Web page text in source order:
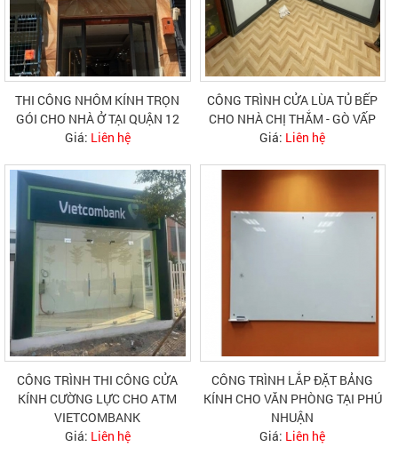
THI CÔNG NHÔM KÍNH TRỌN
GÓI CHO NHÀ Ở TẠI QUẬN 12
Giá: Liên hệ
CÔNG TRÌNH CỬA LÙA TỦ BẾP
CHO NHÀ CHỊ THẮM - GÒ VẤP
Giá: Liên hệ
CÔNG TRÌNH THI CÔNG CỬA
KÍNH CƯỜNG LỰC CHO ATM
VIETCOMBANK
Giá: Liên hệ
CÔNG TRÌNH LẮP ĐẶT BẢNG
KÍNH CHO VĂN PHÒNG TẠI PHÚ
NHUẬN
Giá: Liên hệ